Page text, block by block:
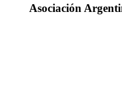
Asociación